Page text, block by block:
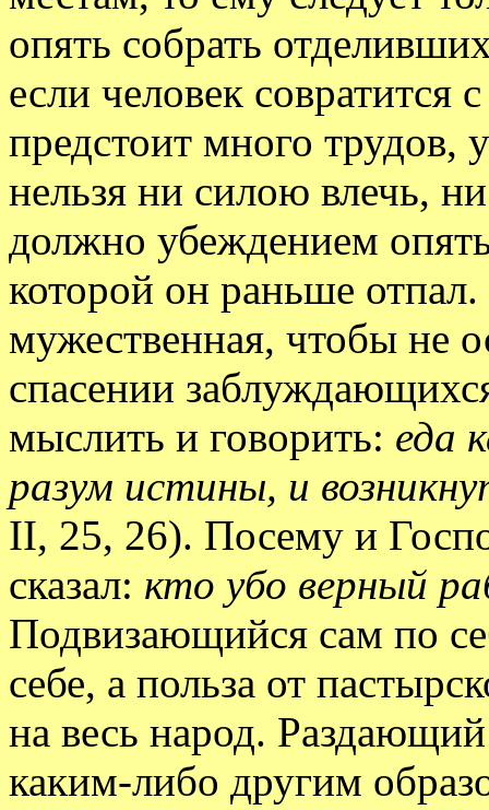
опять собрать
если человек
предстоит много трудов,
нельзя ни силою влечь,
должно убеждением
которой он раньше
мужественная, чтобы не
спасении
мыслить и говорить: еда
разум истины, и
II, 25, 26). Посему и
сказал: кто убо верный
Подвизающийся сам по
себе, а польза от
на весь народ.
каким-либо другим